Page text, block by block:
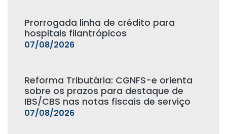
Prorrogada linha de crédito para
hospitais filantrópicos
07/08/2026
Reforma Tributária: CGNFS-e orienta
sobre os prazos para destaque de
IBS/CBS nas notas fiscais de serviço
07/08/2026